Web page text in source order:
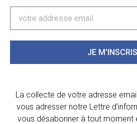
JE M'INSCRIS
La collecte de votre adresse
vous adresser notre Lettre
vous désabonner à tout moment